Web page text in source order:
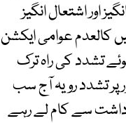
اور اشتعال انگیز
عوامی ایکشن
تشدد کی راہ ترک
پر تشدد رویہ آج سب
سے کام لے رہے